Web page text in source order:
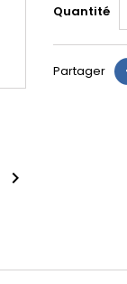

Quantité
Partager